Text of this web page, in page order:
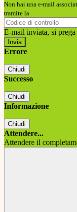
Non hai una e-mail
tramite la
E-mail inviata, si
Errore
Chiudi
Successo
Chiudi
Informazione
Chiudi
Attendere...
Attendere il